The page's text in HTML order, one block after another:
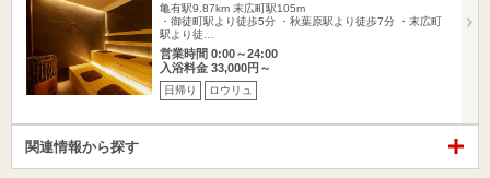
亀有駅9.87km 末広町駅105m
・御徒町駅より徒歩5分 ・秋葉原駅より徒歩7分 ・末広町
駅より徒…
営業時間 0:00～24:00
入浴料金 33,000円～
日帰り ロウリュ
関連情報から探す